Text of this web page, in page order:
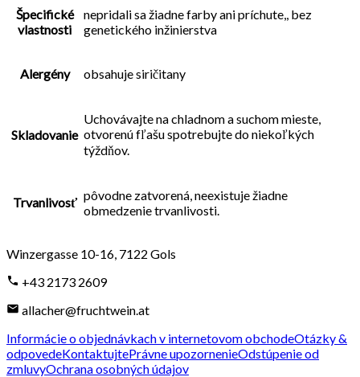
Špecifické
vlastnosti
nepridali sa žiadne farby ani príchute,, bez
genetického inžinierstva
Alergény obsahuje siričitany
Skladovanie
Uchovávajte na chladnom a suchom mieste,
otvorenú fľašu spotrebujte do niekoľkých
týždňov.
Trvanlivosť pôvodne zatvorená, neexistuje žiadne
obmedzenie trvanlivosti.
Winzergasse 10-16 7122 Gols
+43 2173 2609
allacher@fruchtwein.at
Informácie o objednávkach v internetovom obchodeOtázky &
odpovedeKontaktujtePrávne upozornenieOdstúpenie od
zmluvyOchrana osobných údajov